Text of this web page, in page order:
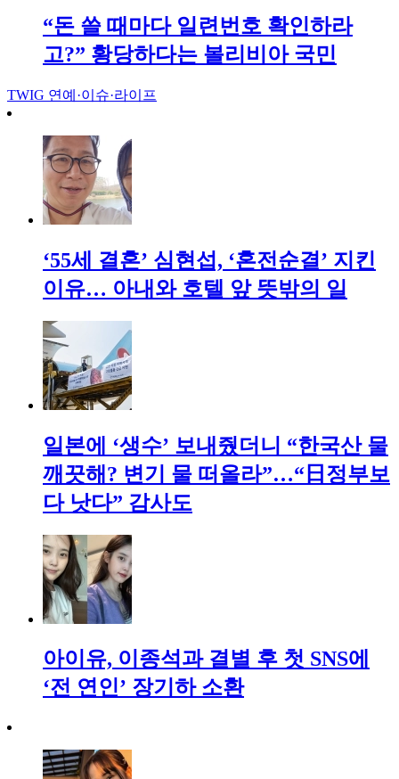
“돈 쓸 때마다 일련번호 확인하라
고?” 황당하다는 볼리비아 국민
TWIG 연예·이슈·라이프
‘55세 결혼’ 심현섭, ‘혼전순결’ 지킨
이유… 아내와 호텔 앞 뜻밖의 일
일본에 ‘생수’ 보내줬더니 “한국산 물
깨끗해? 변기 물 떠올라”…“日정부보
다 낫다” 감사도
아이유, 이종석과 결별 후 첫 SNS에
‘전 연인’ 장기하 소환